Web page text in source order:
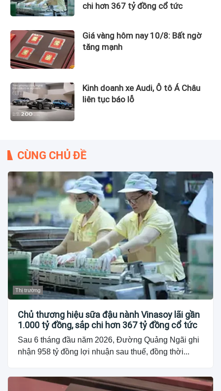
chi hơn 367 tỷ đồng cổ tức
Giá vàng hôm nay 10/8: Bất ngờ
tăng mạnh
Kinh doanh xe Audi, Ô tô Á Châu
liên tục báo lỗ
CÙNG CHỦ ĐỀ
Thị trường
Chủ thương hiệu sữa đậu nành Vinasoy lãi gần
1.000 tỷ đồng, sắp chi hơn 367 tỷ đồng cổ tức
Sau 6 tháng đầu năm 2026, Đường Quảng Ngãi ghi
nhận 958 tỷ đồng lợi nhuận sau thuế, đồng thời...